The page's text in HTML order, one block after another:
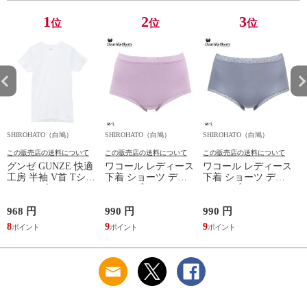
1位
SHIROHATO（白鳩）
この販売店の送料について
グンゼ GUNZE 快適
工房 半袖 V首 Tシャ
本製 抗菌防臭
968 円
8
2位
SHIROHATO（白鳩）
この販売店の送料について
ワコール レディース
下着 ショーツ ディ
スタンダード ノーマ
ルショーツ ML
Wacoal
990 円
9
3位
SHIROHATO（白鳩）
この販売店の送料について
ワコール レディース
下着 ショーツ ディ
スタンダード ノーマ
ルショーツ ML
Wacoal
990 円
9